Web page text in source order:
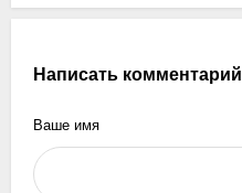
Написать комментарий
Ваше имя